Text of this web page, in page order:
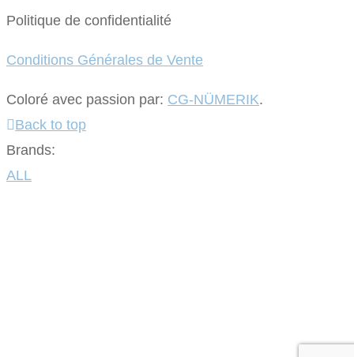
Politique de confidentialité
Conditions Générales de Vente
Coloré avec passion par: CG-NÜMERIK.
Back to top
Brands:
ALL